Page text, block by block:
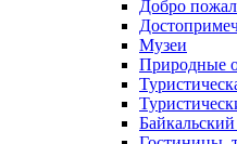
Добро
Музеи
Природные